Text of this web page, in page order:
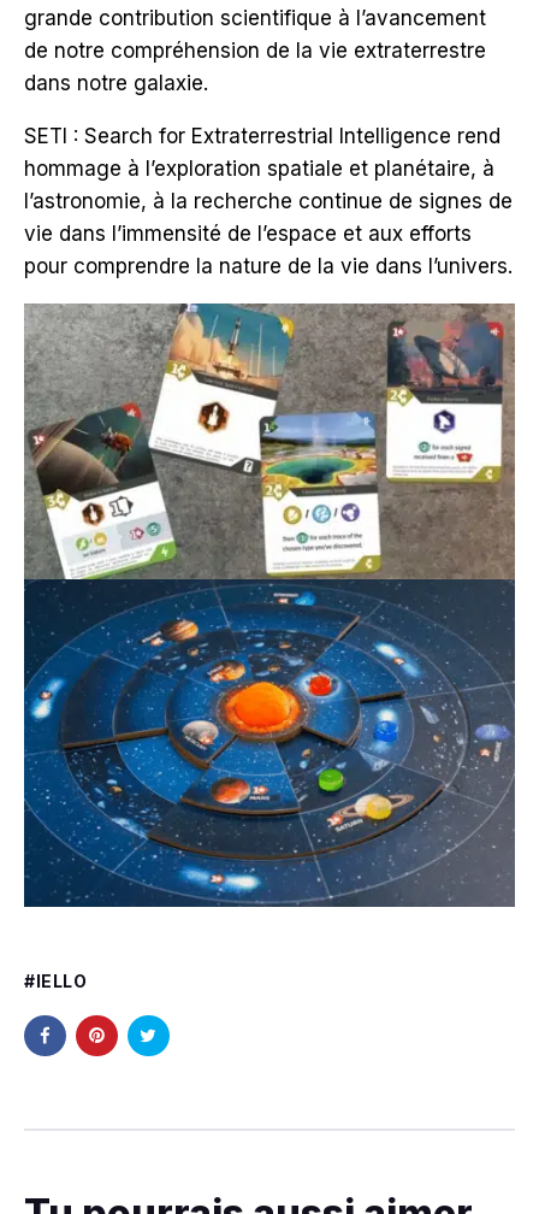
grande contribution scientifique à l’avancement
de notre compréhension de la vie extraterrestre
dans notre galaxie.
SETI : Search for Extraterrestrial Intelligence rend
hommage à l’exploration spatiale et planétaire, à
l’astronomie, à la recherche continue de signes de
vie dans l’immensité de l’espace et aux efforts
pour comprendre la nature de la vie dans l’univers.
IELLO